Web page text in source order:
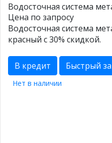
Водосточная система
Цена по запросу
Водосточная система
красный с 30% скидкой.
В кредит Быстрый
Нет в наличии